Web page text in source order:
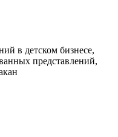
в детском бизнесе,
представлений,